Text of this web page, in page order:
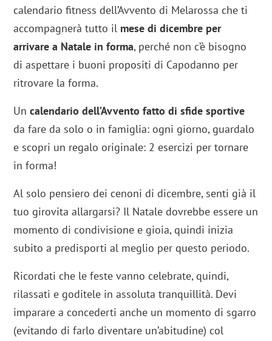
calendario fitness dell’Avvento di Melarossa che ti
accompagnerà tutto il mese di dicembre per
arrivare a Natale in forma, perché non c’è bisogno
di aspettare i buoni propositi di Capodanno per
ritrovare la forma.
Uncalendario dell’Avvento fatto di sfide sportive
da fare da solo o in famiglia: ogni giorno, guardalo
e scopri un regalo originale: 2 esercizi per tornare
in forma!
Al solo pensiero dei cenoni di dicembre, senti già il
tuo girovita allargarsi? Il Natale dovrebbe essere un
momento di condivisione e gioia, quindi inizia
subito a predisporti al meglio per questo periodo.
Ricordati che le feste vanno celebrate, quindi,
rilassati e goditele in assoluta tranquillità. Devi
imparare a concederti anche un momento di sgarro
(evitando di farlo diventare un’abitudine) col